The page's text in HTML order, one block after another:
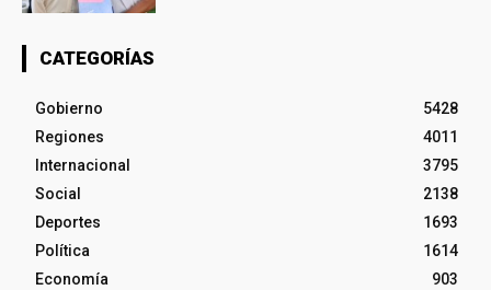
CATEGORÍAS
Gobierno
5428
Regiones
4011
Internacional
3795
Social
2138
Deportes
1693
Política
1614
Economía
903